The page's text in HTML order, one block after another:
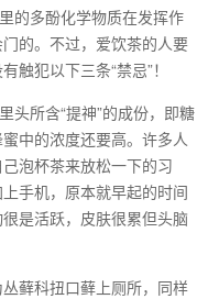
的多酚化学物质在发挥作
的。不过，爱饮茶的人要
触犯以下三条“禁忌”！
头所含“提神”的成份，即糖
中的浓度还要高。许多人
泡杯茶来放松一下的习
手机，原本就早起的时间
是活跃，皮肤很累但头脑
藓科扭口藓上厕所，同样